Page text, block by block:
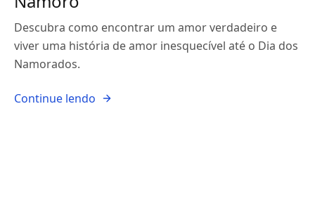
Descubra como encontrar um amor verdadeiro e
viver uma história de amor inesquecível até o Dia dos
Namorados.
Continue lendo